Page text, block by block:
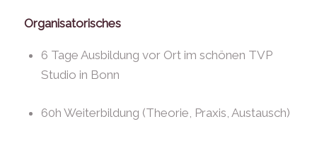
Organisatorisches
6 Tage Ausbildung vor Ort im schönen TVP
Studio in Bonn
60h Weiterbildung (Theorie, Praxis, Austausch)